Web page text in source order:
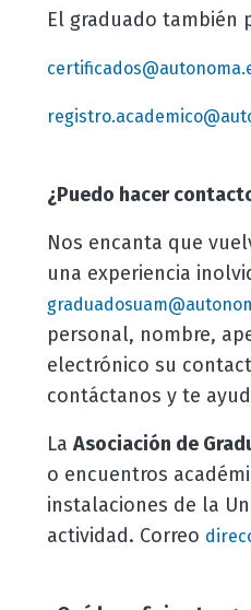
El graduado también
¿Puedo hacer
Nos encanta que
una experiencia
personal, nombre,
electrónico su
contáctanos y te
La Asociación de
o encuentros
instalaciones de la
actividad. Correo